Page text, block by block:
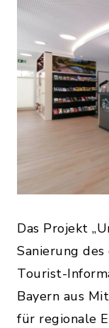
Das Projekt
Sanierung
Tourist-
Bayern aus
für regionale